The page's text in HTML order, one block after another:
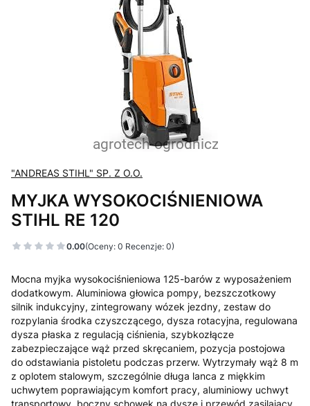
"ANDREAS STIHL" SP. Z O.O.
MYJKA WYSOKOCIŚNIENIOWA
STIHL RE 120
0.00(Oceny: 0 Recenzje: 0)
Mocna myjka wysokociśnieniowa 125-barów z wyposażeniem
dodatkowym. Aluminiowa głowica pompy, bezszczotkowy
silnik indukcyjny, zintegrowany wózek jezdny, zestaw do
rozpylania środka czyszczącego, dysza rotacyjna, regulowana
dysza płaska z regulacją ciśnienia, szybkozłącze
zabezpieczające wąż przed skręcaniem, pozycja postojowa
do odstawiania pistoletu podczas przerw. Wytrzymały wąż 8 m
z oplotem stalowym, szczególnie długa lanca z miękkim
uchwytem poprawiającym komfort pracy, aluminiowy uchwyt
transportowy, boczny schowek na dysze i przewód zasilający.